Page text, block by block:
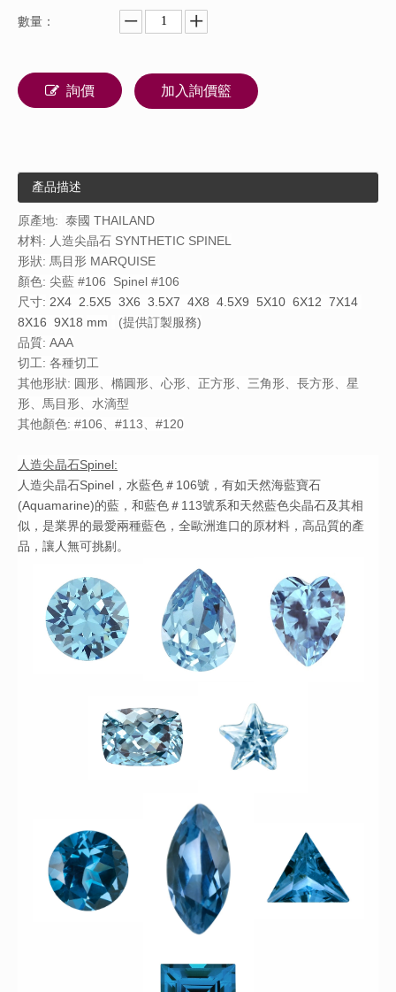
數量：
詢價 加入詢價籃
產品描述
原產地: 泰國 THAILAND
材料: 人造尖晶石 SYNTHETIC SPINEL
形狀: 馬目形 MARQUISE
顏色: 尖藍 #106 Spinel #106
尺寸: 2X4 2.5X5 3X6 3.5X7 4X8 4.5X9 5X10 6X12 7X14
8X16 9X18 mm
(提供訂製服務)
品質: AAA
切工: 各種切工
其他形狀: 圓形、橢圓形、心形、正方形、三角形、長方形、星
形、馬目形、水滴型
其他顏色: #106、#113、#120
人造尖晶石Spinel:
人造尖晶石Spinel，水藍色＃106號，有如天然海藍寶石
(Aquamarine)的藍，和藍色＃113號系和天然藍色尖晶石及其相
似，是業界的最愛兩種藍色，全歐洲進口的原材料，高品質的產
品，讓人無可挑剔。